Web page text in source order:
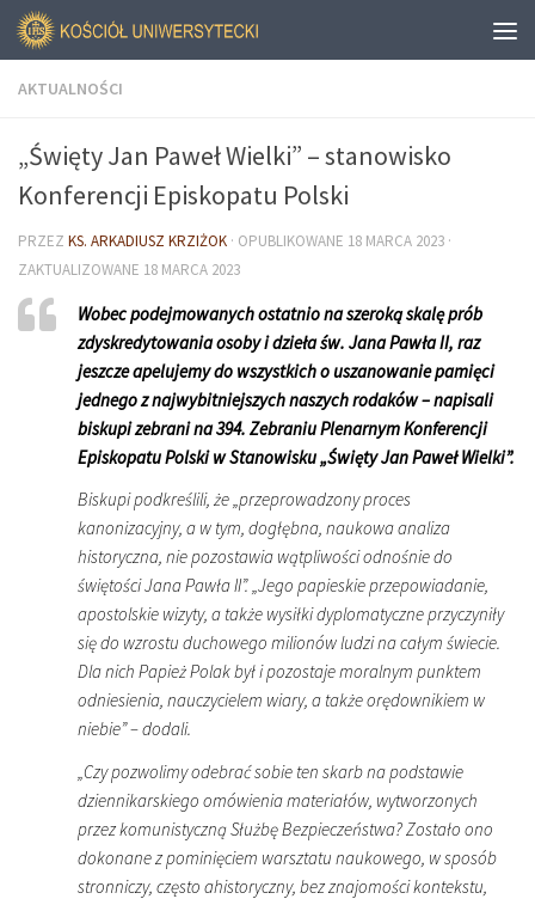
AKTUALNOŚCI
„Święty Jan Paweł Wielki” – stanowisko
Konferencji Episkopatu Polski
PRZEZ KS. ARKADIUSZ KRZIŻOK · OPUBLIKOWANE 18 MARCA 2023 ·
ZAKTUALIZOWANE 18 MARCA 2023
Wobec podejmowanych ostatnio na szeroką skalę prób
zdyskredytowania osoby i dzieła św. Jana Pawła II, raz
jeszcze apelujemy do wszystkich o uszanowanie pamięci
jednego z najwybitniejszych naszych rodaków – napisali
biskupi zebrani na 394. Zebraniu Plenarnym Konferencji
Episkopatu Polski w Stanowisku „Święty Jan Paweł Wielki”.
Biskupi podkreślili, że „przeprowadzony proces
kanonizacyjny, a w tym, dogłębna, naukowa analiza
historyczna, nie pozostawia wątpliwości odnośnie do
świętości Jana Pawła II”. „Jego papieskie przepowiadanie,
apostolskie wizyty, a także wysiłki dyplomatyczne przyczyniły
się do wzrostu duchowego milionów ludzi na całym świecie.
Dla nich Papież Polak był i pozostaje moralnym punktem
odniesienia, nauczycielem wiary, a także orędownikiem w
niebie” – dodali.
„Czy pozwolimy odebrać sobie ten skarb na podstawie
dziennikarskiego omówienia materiałów, wytworzonych
przez komunistyczną Służbę Bezpieczeństwa? Zostało ono
dokonane z pominięciem warsztatu naukowego, w sposób
stronniczy, często ahistoryczny, bez znajomości kontekstu,